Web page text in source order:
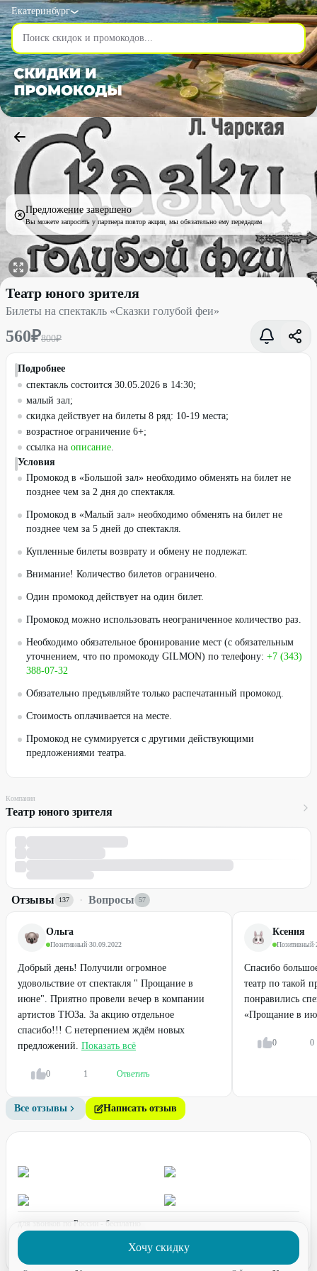
Екатеринбург
Предложение завершено
Вы можете запросить у партнера повтор акции, мы обязательно ему передадим
Билеты на спектакль «Сказки голубой феи» со скидкой 30% -
Театр юного зрителя
Билеты на спектакль «Сказки голубой феи»
560₽800₽
Подробнее
спектакль состоится 30.05.2026 в 14:30;
малый зал;
скидка действует на билеты 8 ряд: 10-19 места;
возрастное ограничение 6+;
ссылка на описание.
Условия
Промокод в «Большой зал» необходимо обменять на билет не
позднее чем за 2 дня до спектакля.
Промокод в «Малый зал» необходимо обменять на билет не
позднее чем за 5 дней до спектакля.
Купленные билеты возврату и обмену не подлежат.
Внимание! Количество билетов ограничено.
Один промокод действует на один билет.
Промокод можно использовать неограниченное количество раз.
Необходимо обязательное бронирование мест (с обязательным
уточнением, что по промокоду GILMON) по телефону: +7 (343)
388-07-32
Обязательно предъявляйте только распечатанный промокод.
Стоимость оплачивается на месте.
Промокод не суммируется с другими действующими
предложениями театра.
Хочу скидку
Компания
Театр юного зрителя
Отзывы 137 · Вопросы 57
Ольга
Позитивный·30.09.2022
Добрый день! Получили огромное
удовольствие от спектакля " Прощание в
июне". Приятно провели вечер в компании
артистов ТЮЗа. За акцию отдельное
спасибо!!! С нетерпением ждём новых
предложений. Показать всё
0 1 Ответить
Ксения
Позитивный·
Спасибо
театр по такой
понравились
«Прощание в
0 0
Все отзывы Написать отзыв
для звонков по России - бесплатно
график работы:
ПН-ПТ с 08:00 до 17:00 (по МСК)